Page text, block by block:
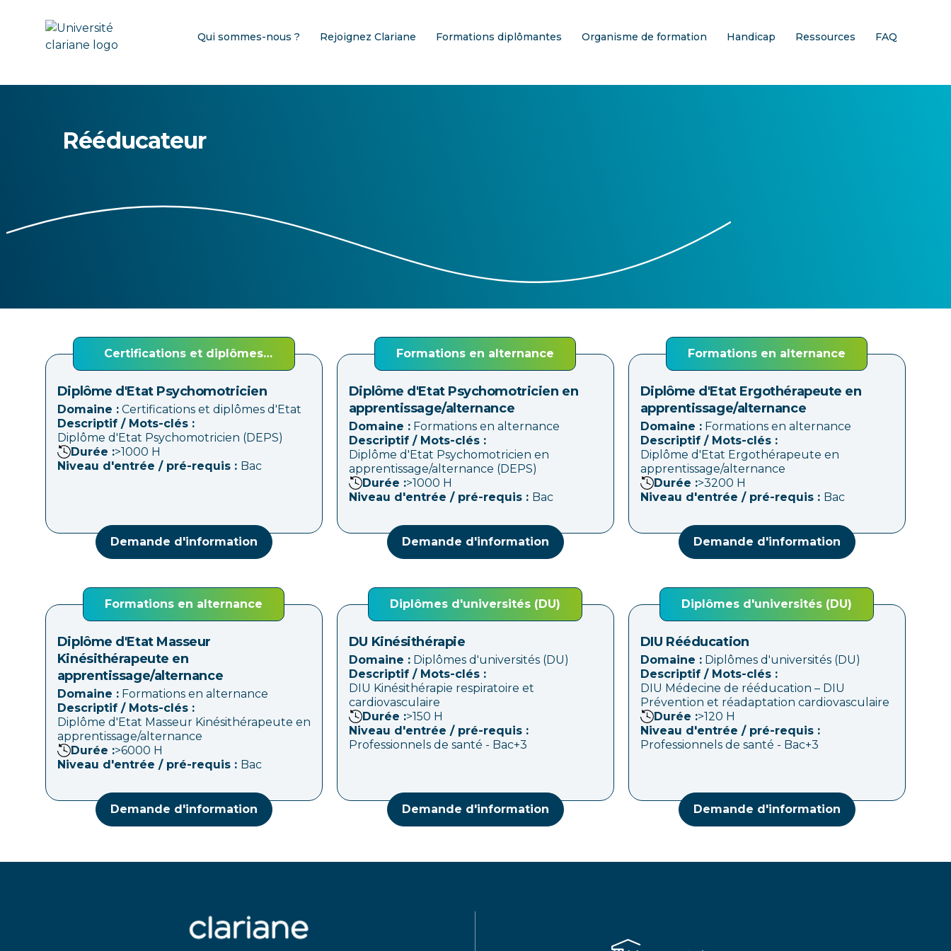
Qui sommes-nous ? Rejoignez Clariane Formations diplômantes Organisme de formation Handicap Ressources FAQ
Rééducateur
Certifications et diplômes
d'Etat
Diplôme d'Etat Psychomotricien
Domaine : Certifications et diplômes d'Etat
Descriptif / Mots-clés :
Diplôme d'Etat Psychomotricien (DEPS)
Durée :>1000 H
Niveau d'entrée / pré-requis : Bac
Demande d'information
Formations en alternance
Diplôme d'Etat Psychomotricien en
apprentissage/alternance
Domaine : Formations en alternance
Descriptif / Mots-clés :
Diplôme d'Etat Psychomotricien en
apprentissage/alternance (DEPS)
Durée :>1000 H
Niveau d'entrée / pré-requis : Bac
Demande d'information
Formations en alternance
Diplôme d'Etat Ergothérapeute en
apprentissage/alternance
Domaine : Formations en alternance
Descriptif / Mots-clés :
Diplôme d'Etat Ergothérapeute en
apprentissage/alternance
Durée :>3200 H
Niveau d'entrée / pré-requis : Bac
Demande d'information
Formations en alternance
Diplôme d'Etat Masseur
Kinésithérapeute en
apprentissage/alternance
Domaine : Formations en alternance
Descriptif / Mots-clés :
Diplôme d'Etat Masseur Kinésithérapeute en
apprentissage/alternance
Durée :>6000 H
Niveau d'entrée / pré-requis : Bac
Demande d'information
Diplômes d'universités (DU)
DU Kinésithérapie
Domaine : Diplômes d'universités (DU)
Descriptif / Mots-clés :
DIU Kinésithérapie respiratoire et
cardiovasculaire
Durée :>150 H
Niveau d'entrée / pré-requis :
Professionnels de santé - Bac+3
Demande d'information
Diplômes d'universités (DU)
DIU Rééducation
Domaine : Diplômes d'universités (DU)
Descriptif / Mots-clés :
DIU Médecine de rééducation – DIU
Prévention et réadaptation cardiovasculaire
Durée :>120 H
Niveau d'entrée / pré-requis :
Professionnels de santé - Bac+3
Demande d'information